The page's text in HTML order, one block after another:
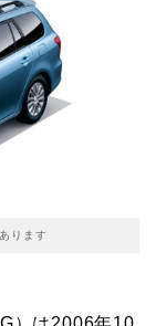
ります